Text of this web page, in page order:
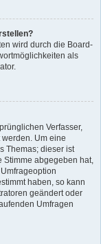
wird durch die Board-
als
Verfasser,
Um eine
Themas; dieser ist
Stimme abgegeben hat,
haben, so kann
geändert oder
Umfragen